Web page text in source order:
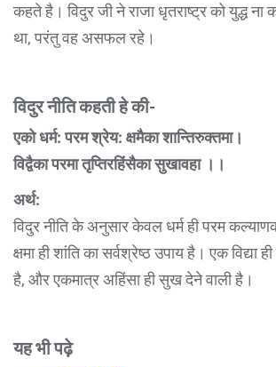
कहते है। विदुर जी ने राजा धृतराष्ट्र को युद्ध ना
था, परंतु वह असफल रहे।
विदुर नीति कहती हे की-
एको धर्म: परम श्रेय: क्षमैका शान्तिरुक्तमा।
विद्वैका परमा तृप्तिरहिंसैका सुखावहा ।।
अर्थ:
विदुर नीति के अनुसार केवल धर्म ही परम
क्षमा ही शांति का सर्वश्रेष्ठ उपाय है। एक विद्या
है, और एकमात्र अहिंसा ही सुख देने वाली है।
यह भी पढ़े